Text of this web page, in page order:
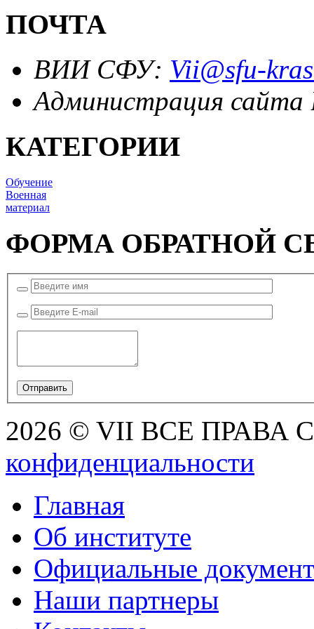
ПОЧТА
ВИИ СФУ: Vii@sfu-
Администрация
КАТЕГОРИИ
Обучение
Военная
материал
ФОРМА ОБРАТНОЙ
2026 © VII ВСЕ ПРАВА
конфиденциальности
Главная
Об институте
Официальные
Наши партнеры